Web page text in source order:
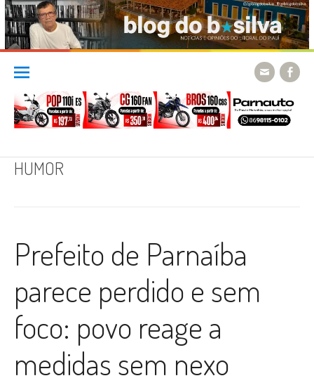
Skip
content
HUMOR
Prefeito de Parnaíba
parece perdido e sem
foco: povo reage a
medidas sem nexo